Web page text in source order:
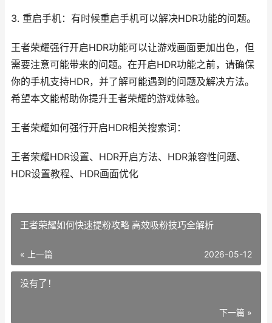
3. 重启手机：有时候重启手机可以解决HDR功能的问题。
王者荣耀强行开启HDR功能可以让游戏画面更加出色，但
需要注意可能带来的问题。在开启HDR功能之前，请确保
你的手机支持HDR，并了解可能遇到的问题及解决方法。
希望本文能帮助你提升王者荣耀的游戏体验。
王者荣耀如何强行开启HDR相关搜索词：
王者荣耀HDR设置、HDR开启方法、HDR兼容性问题、
HDR设置教程、HDR画面优化
王者荣耀如何快速提粉攻略 高效吸粉技巧全解析
« 上一篇 2026-05-12
没有了！
下一篇 »